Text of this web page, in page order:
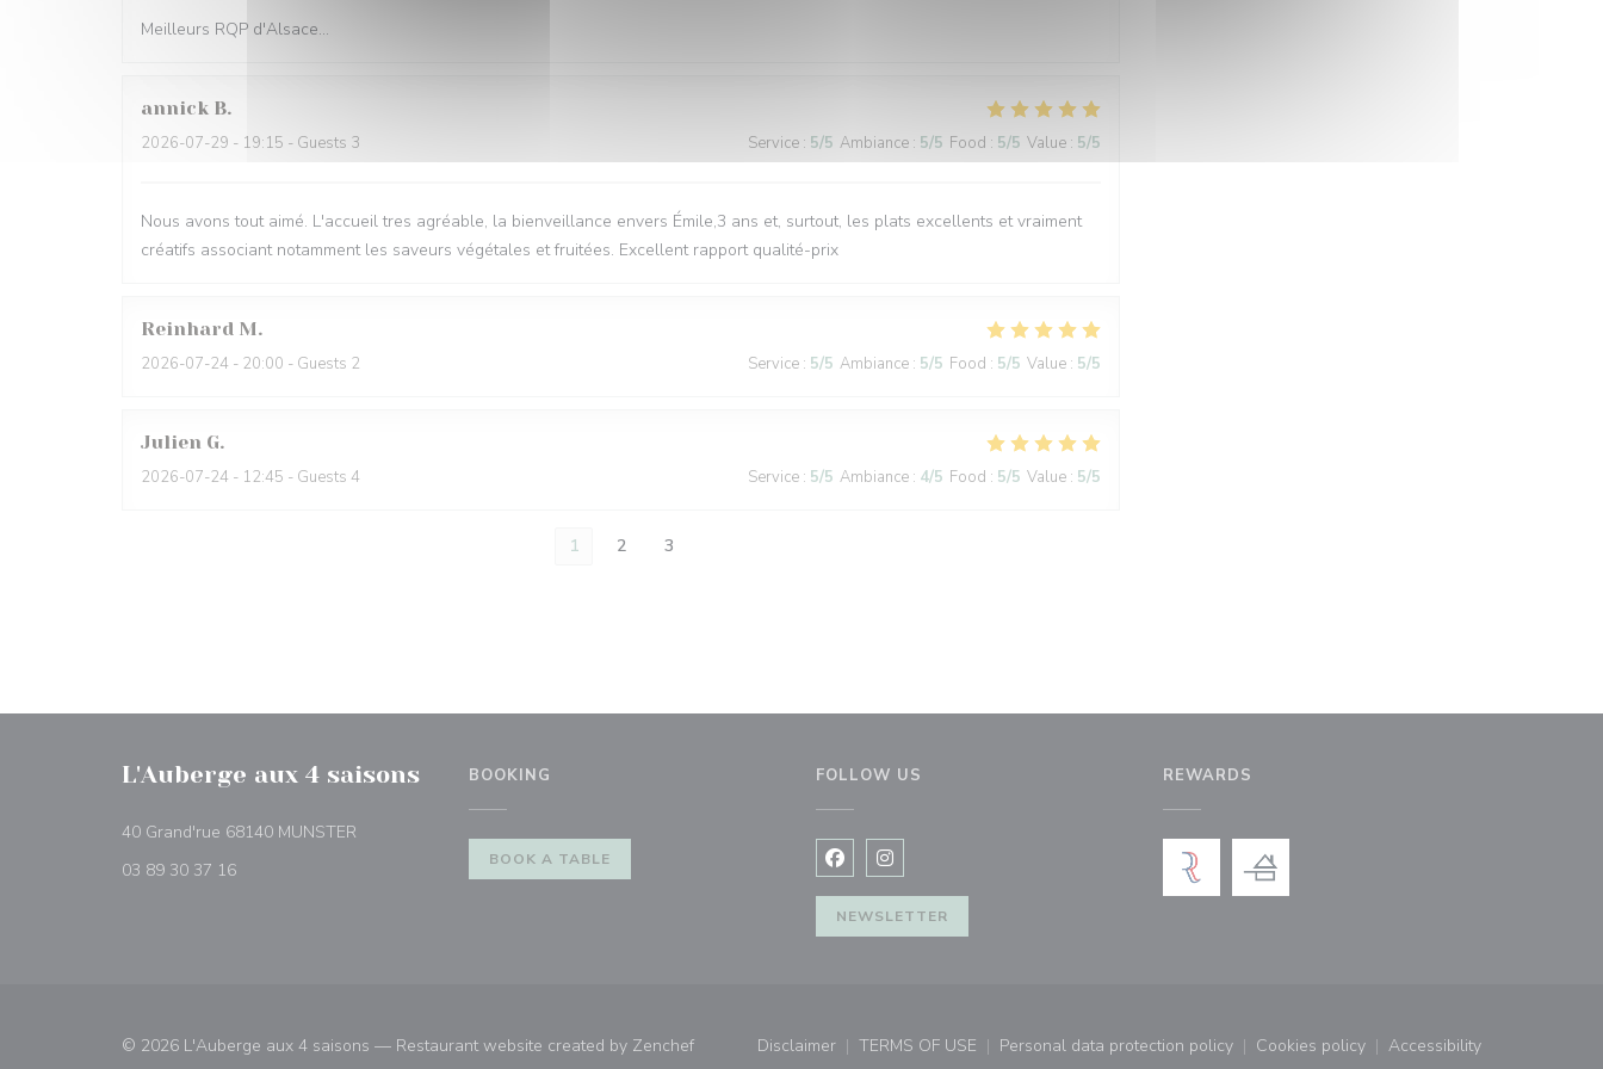
Meilleurs RQP d'Alsace...
annick B
2026-07-29 - 19:15 - Guests 3 Service : 5/5 Ambiance : 5/5 Food : 5/5 Value : 5/5
Nous avons tout aimé. L'accueil tres agréable, la bienveillance envers Émile,3 ans et, surtout, les plats excellents et vraiment
créatifs associant notamment les saveurs végétales et fruitées. Excellent rapport qualité-prix
Reinhard M
2026-07-24 - 20:00 - Guests 2 Service : 5/5 Ambiance : 5/5 Food : 5/5 Value : 5/5
Julien G
2026-07-24 - 12:45 - Guests 4 Service : 5/5 Ambiance : 4/5 Food : 5/5 Value : 5/5
1 2 3
L'Auberge aux 4 saisons
40 Grand'rue 68140 MUNSTER
03 89 30 37 16
BOOKING
BOOK A TABLE
FOLLOW US
Facebook ((opens in a new window))
Instagram ((opens in a new window))
NEWSLETTER
REWARDS
© 2026 L'Auberge aux 4 saisons — Restaurant website created by Zenchef((opens in a new window))
Disclaimer
((opens in a new window))
TERMS OF USE
((opens in a new window))
Personal data protection policy
((opens in a new window))
Cookies policy
((opens in a new window))
Accessibility
((opens in a new